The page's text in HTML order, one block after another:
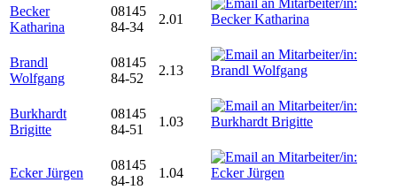
Becker
Katharina
08145
84-34
2.01
Brandl
Wolfgang
08145
84-52
2.13
Burkhardt
Brigitte
08145
84-51
1.03
Ecker Jürgen
08145
84-18
1.04